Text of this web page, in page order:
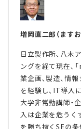
増岡直二郎（ます
日立製作所、八木
ングを経て現在、
業企画、製造、情
を経験し、IT導入
大学非常勤講師・
入は企業を危うく
を勝ち抜くSEの条